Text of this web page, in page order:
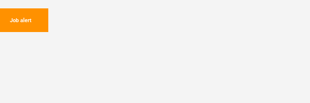
Job alert